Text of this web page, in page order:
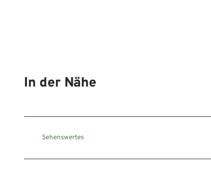
In der Nähe
Sehenswertes